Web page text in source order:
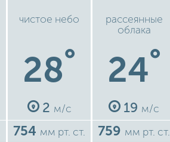
чистое небо
28°
2 м/с
754 мм рт. ст.
рассеянные
облака
24°
19 м/с
759 мм рт. ст.